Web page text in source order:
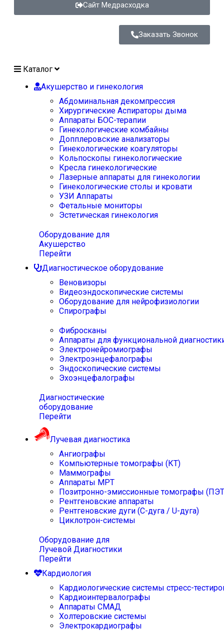
Сайт Медрасходка
Заказать Звонок
Каталог
Акушерство и гинекология
Абдоминальная декомпрессия
Хирургические Аспираторы дыма
Аппараты БОС-терапии
Гинекологические комбайны
Допплеровские анализаторы
Гинекологические коагуляторы
Кольпоскопы гинекологические
Кресла гинекологические
Лазерные аппараты для гинекологии
Гинекологические столы и кровати
УЗИ Аппараты
Фетальные мониторы
Эстетическая гинекология
Оборудование для
Акушерство
Перейти
Диагностическое оборудование
Веновизоры
Видеоэндоскопические системы
Оборудование для нейрофизиологии
Спирографы
Фибросканы
Аппараты для функциональной
Электронейромиографы
Электроэнцефалографы
Эндоскопические системы
Эхоэнцефалографы
Диагностические
оборудование
Перейти
Лучевая диагностика
Ангиографы
Компьютерные томографы (КТ)
Маммографы
Аппараты МРТ
Позитронно-эмиссионные томографы
Рентгеновские аппараты
Рентгеновские дуги (С-дуга / U-дуга)
Циклотрон-системы
Оборудование для
Лучевой Диагностики
Перейти
Кардиология
Кардиологические системы стресс-
Кардиоинтервалографы
Аппараты СМАД
Холтеровские системы
Электрокардиографы